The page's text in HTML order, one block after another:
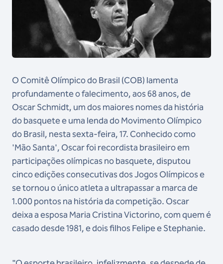
O Comitê Olímpico do Brasil (COB) lamenta
profundamente o falecimento, aos 68 anos, de
Oscar Schmidt, um dos maiores nomes da história
do basquete e uma lenda do Movimento Olímpico
do Brasil, nesta sexta-feira, 17. Conhecido como
'Mão Santa', Oscar foi recordista brasileiro em
participações olímpicas no basquete, disputou
cinco edições consecutivas dos Jogos Olímpicos e
se tornou o único atleta a ultrapassar a marca de
1.000 pontos na história da competição. Oscar
deixa a esposa Maria Cristina Victorino, com quem é
casado desde 1981, e dois filhos Felipe e Stephanie.